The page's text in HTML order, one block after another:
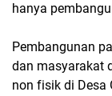
hanya
Pembangunan
dan masyarakat
non fisik di Desa